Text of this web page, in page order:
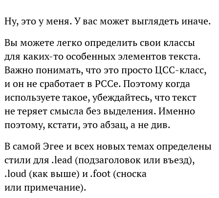
Ну, это у меня. У вас может выглядеть иначе.
Вы можете легко определить свои классы
для каких-то особенных элементов текста.
Важно понимать, что это просто ЦСС-класс,
и он не сработает в РССе. Поэтому когда
используете такое, убеждайтесь, что текст
не теряет смысла без выделения. Именно
поэтому, кстати, это абзац, а не див.
В самой Эгее и всех новых темах определены
стили для .lead (подзаголовок или въезд),
.loud (как выше) и .foot (сноска
или примечание).